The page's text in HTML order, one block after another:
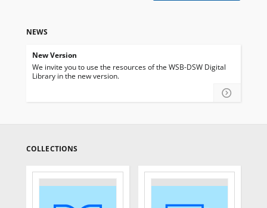
NEWS
New Version
We invite you to use the resources of the WSB-DSW Digital
Library in the new version.
COLLECTIONS